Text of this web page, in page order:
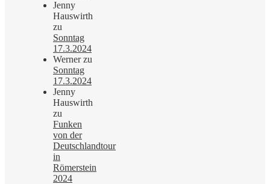
Jenny
Hauswirth
zu
Sonntag
17.3.2024
Wernerzu
Sonntag
17.3.2024
Jenny
Hauswirth
zu
Funken
von der
Deutschlandtour
in
Römerstein
2024